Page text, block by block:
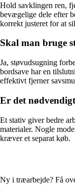
Hold savklingen ren,
bevægelige dele efter
korrekt justeret for at
Skal man bruge
Ja, støvudsugning
bordsave har en
effektivt fjerner
Er det
Et stativ giver bedre
materialer. Nogle
kræver et separat køb.
Ny i træarbejde? Få